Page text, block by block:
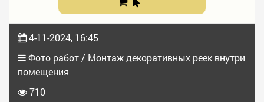
4-11-2024, 16:45
Фото работ / Монтаж декоративных реек внутри
помещения
710